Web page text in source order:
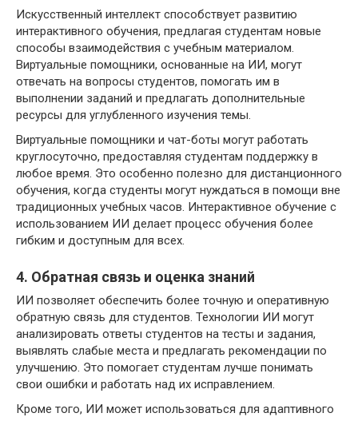
Искусственный интеллект способствует развитию
интерактивного обучения, предлагая студентам новые
способы взаимодействия с учебным материалом.
Виртуальные помощники, основанные на ИИ, могут
отвечать на вопросы студентов, помогать им в
выполнении заданий и предлагать дополнительные
ресурсы для углубленного изучения темы.
Виртуальные помощники и чат-боты могут работать
круглосуточно, предоставляя студентам поддержку в
любое время. Это особенно полезно для дистанционного
обучения, когда студенты могут нуждаться в помощи вне
традиционных учебных часов. Интерактивное обучение с
использованием ИИ делает процесс обучения более
гибким и доступным для всех.
4. Обратная связь и оценка знаний
ИИ позволяет обеспечить более точную и оперативную
обратную связь для студентов. Технологии ИИ могут
анализировать ответы студентов на тесты и задания,
выявлять слабые места и предлагать рекомендации по
улучшению. Это помогает студентам лучше понимать
свои ошибки и работать над их исправлением.
Кроме того, ИИ может использоваться для адаптивного